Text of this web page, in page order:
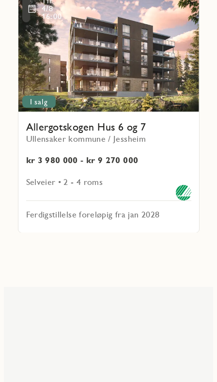
I salg
Allergotskogen Hus 6 og 7
Ullensaker kommune / Jessheim
kr 3 980 000 - kr 9 270 000
Selveier • 2 - 4 roms
Ferdigstillelse foreløpig fra jan 2028
4/8
16:00
mer
om
Allergotskogen
Hus 6
og
7